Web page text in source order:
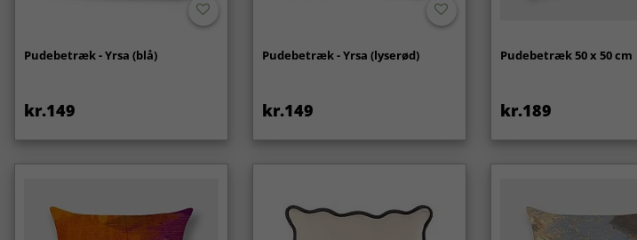
Pudebetræk - Yrsa (blå)
kr.149
Pudebetræk - Yrsa (lyserød)
kr.149
Pudebetræk 50 x 50 cm
kr.189